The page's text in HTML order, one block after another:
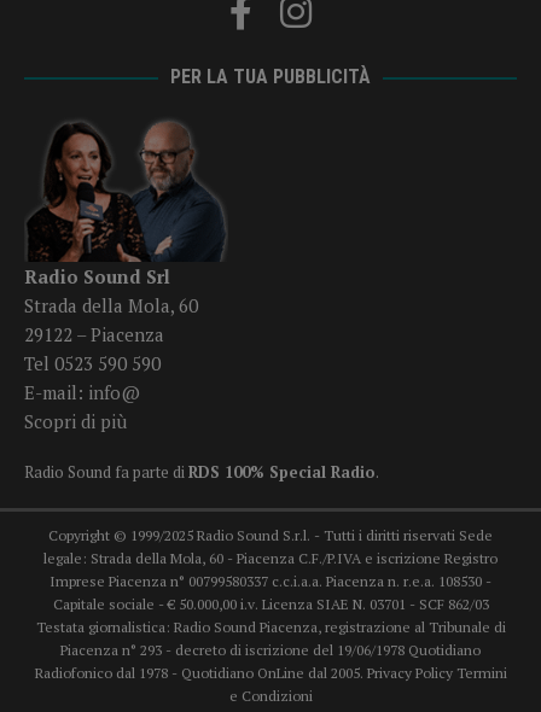
PER LA TUA PUBBLICITÀ
Radio Sound Srl
Strada della Mola, 60
29122 – Piacenza
Tel 0523 590 590
E-mail: info@
Scopri di più
Radio Sound fa parte diRDS 100% Special Radio.
Copyright © 1999/2025 Radio Sound S.r.l. - Tutti i diritti riservati Sede
legale: Strada della Mola, 60 - Piacenza C.F./P.IVA e iscrizione Registro
Imprese Piacenza n° 00799580337 c.c.i.a.a. Piacenza n. r.e.a. 108530 -
Capitale sociale - € 50.000,00 i.v. Licenza SIAE N. 03701 - SCF 862/03
Testata giornalistica: Radio Sound Piacenza, registrazione al Tribunale di
Piacenza n° 293 - decreto di iscrizione del 19/06/1978 Quotidiano
Radiofonico dal 1978 - Quotidiano OnLine dal 2005. Privacy Policy Termini
e Condizioni